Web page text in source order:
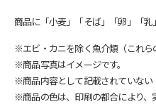
商品に「小麦」「そば」「卵」「
※エビ・カニを除く魚介類（これら
※商品写真はイメージです。
※商品内容として記載されていない
※商品の色は、印刷の都合により、